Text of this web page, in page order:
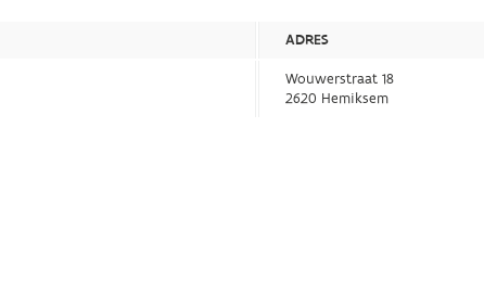
ADRES
Wouwerstraat 18
2620 Hemiksem